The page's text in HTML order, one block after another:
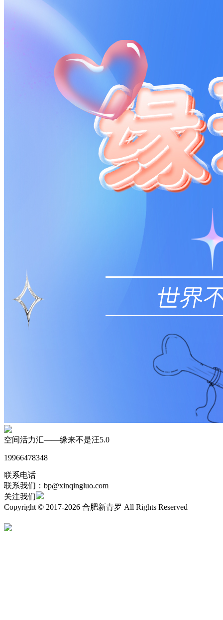
空间活力汇——缘来不是汪5.0
19966478348
联系电话
联系我们：bp@xinqingluo.com
关注我们
Copyright © 2017-2026 合肥新青罗 All Rights Reserved